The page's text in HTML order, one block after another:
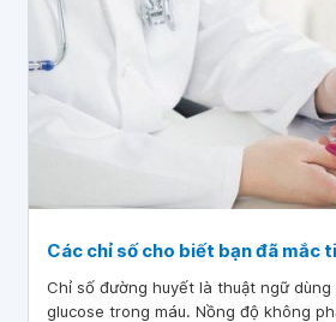
Các chỉ số cho biết bạn đã mắc
Chỉ số đường huyết là thuật ngữ
glucose trong máu. Nồng độ không